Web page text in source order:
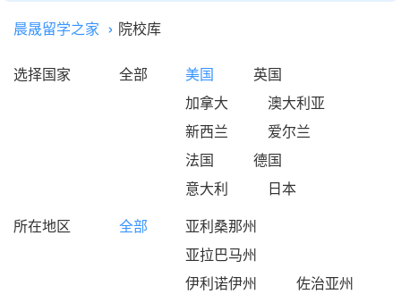
晨晟留学之家 院校库
选择国家 全部 美国
英国
加拿大
澳大利亚
新西兰
爱尔兰
法国
德国
意大利
日本
所在地区
全部
亚利桑那州
亚拉巴马州
伊利诺伊州
佐治亚州